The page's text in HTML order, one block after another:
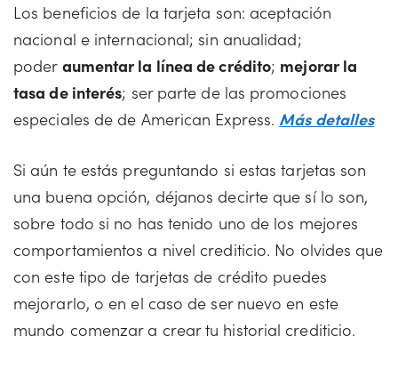
Los beneficios de la tarjeta son: aceptación
nacional e internacional; sin anualidad;
poder aumentar la línea de crédito; mejorar la
tasa de interés; ser parte de las promociones
especiales de de American Express. Más detalles
Si aún te estás preguntando si estas tarjetas son
una buena opción, déjanos decirte que sí lo son,
sobre todo si no has tenido uno de los mejores
comportamientos a nivel crediticio. No olvides que
con este tipo de tarjetas de crédito puedes
mejorarlo, o en el caso de ser nuevo en este
mundo comenzar a crear tu historial crediticio.